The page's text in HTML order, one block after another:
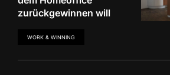
zurückgewinnen will
WORK & WINNING